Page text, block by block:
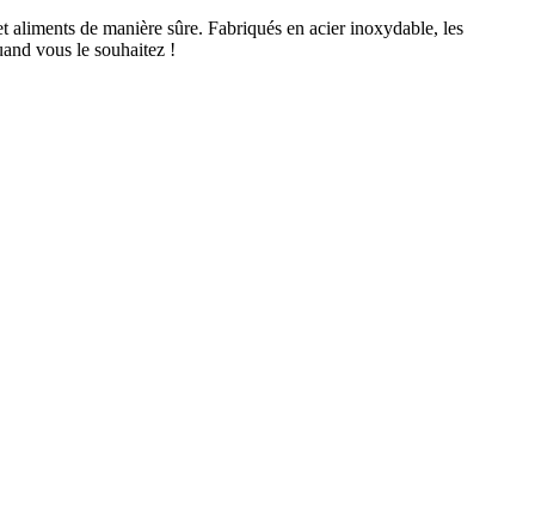
de manière sûre. Fabriqués en acier inoxydable, les
vous le souhaitez !